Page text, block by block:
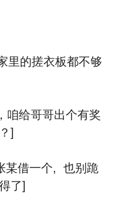
里的搓衣板都不够
给哥哥出个有奖
]
借一个, 也别跪
了]